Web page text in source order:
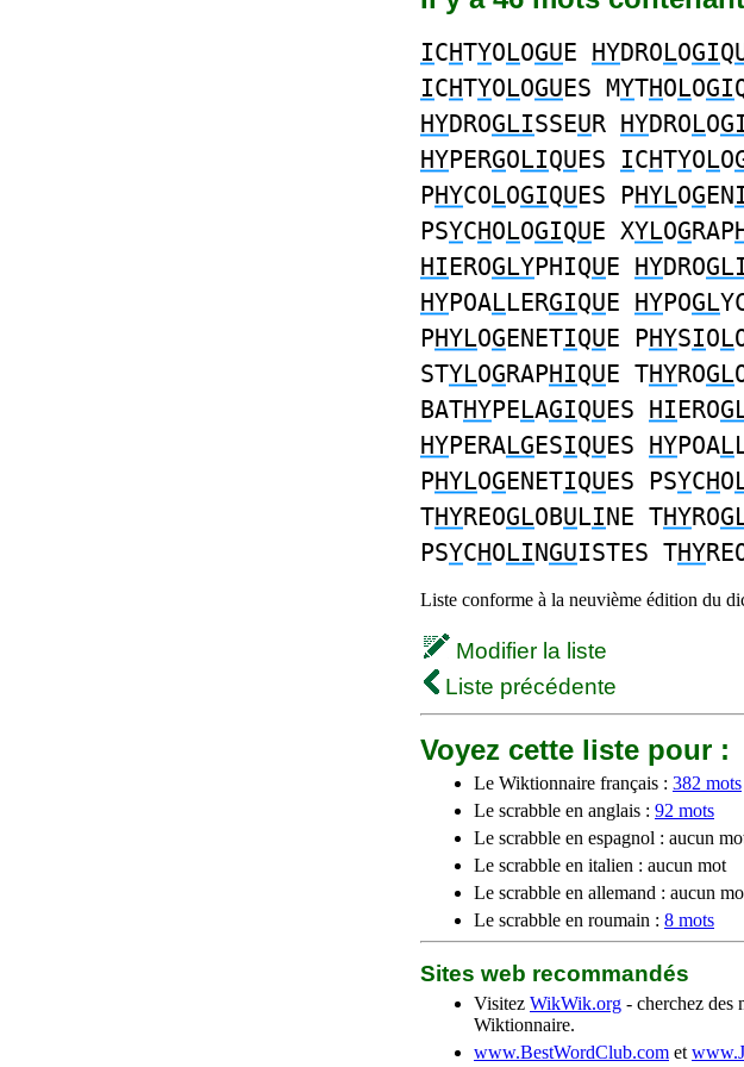
ICHTYOLOGUE HYDROLOGIQ
ICHTYOLOGUES MYTHOLOGI
HYDROGLISSEUR HYDROLO
HYPERGOLIQUES ICHTYOLO
PHYCOLOGIQUES PHYLOGEN
PSYCHOLOGIQUE XYLOGRAP
HIEROGLYPHIQUE HYDRO
HYPOALLERGIQUE HYPOGL
PHYLOGENETIQUE PHYSIOL
STYLOGRAPHIQUE THYROGL
BATHYPELAGIQUES HIERO
HYPERALGESIQUES HYPOAL
PHYLOGENETIQUES PSYCHO
THYREOGLOBULINE THYRO
PSYCHOLINGUISTES THY
Liste conforme à la neuvième édition du
Modifier la liste
Liste précédente
Voyez cette liste pour :
Le Wiktionnaire français : 382 mots
Le scrabble en anglais : 92 mots
Le scrabble en espagnol : aucun
Le scrabble en italien : aucun mot
Le scrabble en allemand : aucun
Le scrabble en roumain : 8 mots
Sites web recommandés
Visitez WikWik.org - cherchez des
Wiktionnaire.
www.BestWordClub.com et